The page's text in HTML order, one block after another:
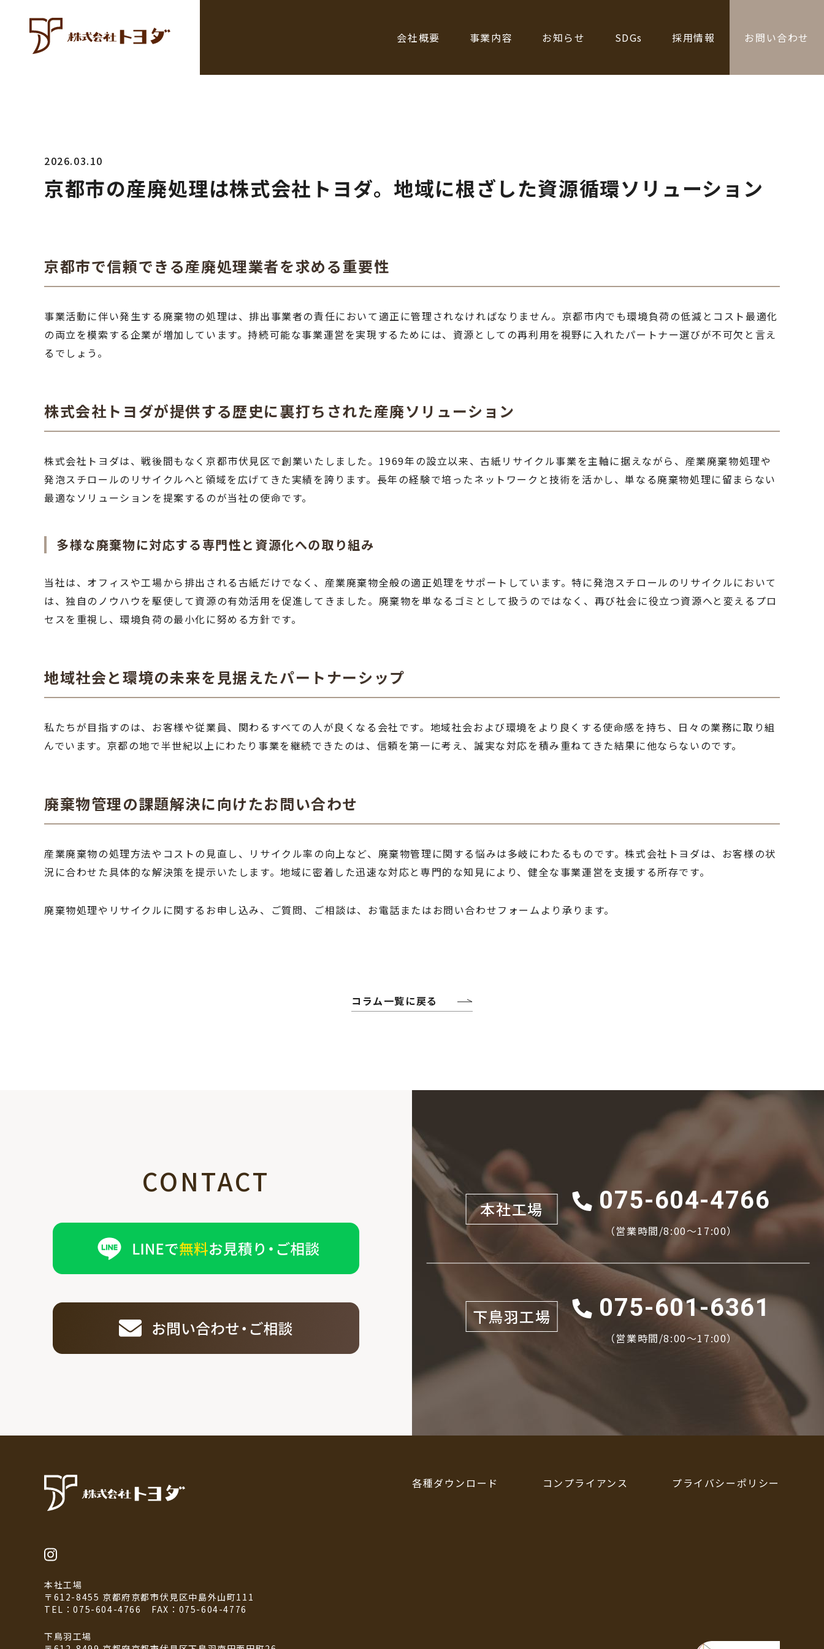
会社概要 事業内容 お知らせ SDGs 採用情報 お問い合わせ
2026.03.10
京都市の産廃処理は株式会社トヨダ。地域に根ざした資源循環ソリューション
京都市で信頼できる産廃処理業者を求める重要性
事業活動に伴い発生する廃棄物の処理は、排出事業者の責任において適正に管理されなければなりません。京都市内でも環境負荷の低減とコスト最適化
の両立を模索する企業が増加しています。持続可能な事業運営を実現するためには、資源としての再利用を視野に入れたパートナー選びが不可欠と言え
るでしょう。
株式会社トヨダが提供する歴史に裏打ちされた産廃ソリューション
株式会社トヨダは、戦後間もなく京都市伏見区で創業いたしました。1969年の設立以来、古紙リサイクル事業を主軸に据えながら、産業廃棄物処理や
発泡スチロールのリサイクルへと領域を広げてきた実績を誇ります。長年の経験で培ったネットワークと技術を活かし、単なる廃棄物処理に留まらない
最適なソリューションを提案するのが当社の使命です。
多様な廃棄物に対応する専門性と資源化への取り組み
当社は、オフィスや工場から排出される古紙だけでなく、産業廃棄物全般の適正処理をサポートしています。特に発泡スチロールのリサイクルにおいて
は、独自のノウハウを駆使して資源の有効活用を促進してきました。廃棄物を単なるゴミとして扱うのではなく、再び社会に役立つ資源へと変えるプロ
セスを重視し、環境負荷の最小化に努める方針です。
地域社会と環境の未来を見据えたパートナーシップ
私たちが目指すのは、お客様や従業員、関わるすべての人が良くなる会社です。地域社会および環境をより良くする使命感を持ち、日々の業務に取り組
んでいます。京都の地で半世紀以上にわたり事業を継続できたのは、信頼を第一に考え、誠実な対応を積み重ねてきた結果に他ならないのです。
廃棄物管理の課題解決に向けたお問い合わせ
産業廃棄物の処理方法やコストの見直し、リサイクル率の向上など、廃棄物管理に関する悩みは多岐にわたるものです。株式会社トヨダは、お客様の状
況に合わせた具体的な解決策を提示いたします。地域に密着した迅速な対応と専門的な知見により、健全な事業運営を支援する所存です。
廃棄物処理やリサイクルに関するお申し込み、ご質問、ご相談は、お電話またはお問い合わせフォームより承ります。
コラム一覧に戻る
CONTACT
本社工場 075-604-4766
（営業時間/8:00〜17:00）
下鳥羽工場 075-601-6361
（営業時間/8:00〜17:00）
本社工場
〒612-8455 京都府京都市伏見区中島外山町111
TEL：075-604-4766
FAX：075-604-4776
下鳥羽工場
各種ダウンロード コンプライアンス プライバシーポリシー